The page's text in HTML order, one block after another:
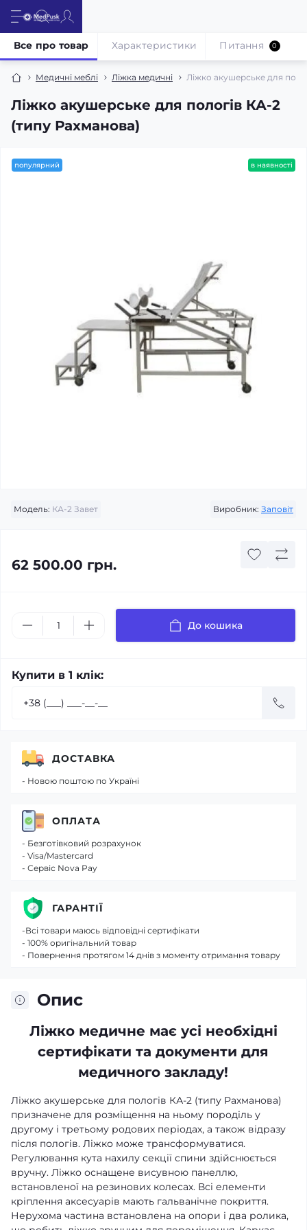
Медичні меблі Ліжка медичні Ліжко акушерське для
Ліжко акушерське для пологів КА-2
(типу Рахманова)
Все про товар Характеристики Питання 0
популярний в наявності
Модель: КА-2 Завет Виробник: Заповіт
62 500.00 грн.
До кошика
Купити в 1 клік:
Опис
Ліжко медичне має усі необхідні
сертифікати та документи для
медичного закладу!
Ліжко акушерське для пологів КА-2 (типу Рахманова)
призначене для розміщення на ньому породіль у
другому і третьому родових періодах, а також відразу
після пологів. Ліжко може трансформуватися.
Регулювання кута нахилу секції спини здійснюється
вручну. Ліжко оснащене висувною панеллю,
встановленої на резинових колесах. Всі елементи
кріплення аксесуарів мають гальванічне покриття.
Нерухома частина встановлена на опори і два ролика,
ДОСТАВКА
- Новою поштою по Україні
ОПЛАТА
- Безготівковий розрахунок
- Visa/Mastercard
- Сервіс Nova Pay
ГАРАНТІЇ
-Всі товари маюсь відповідні сертифікати
- 100% оригінальний товар
- Повернення протягом 14 днів з моменту отримання товару